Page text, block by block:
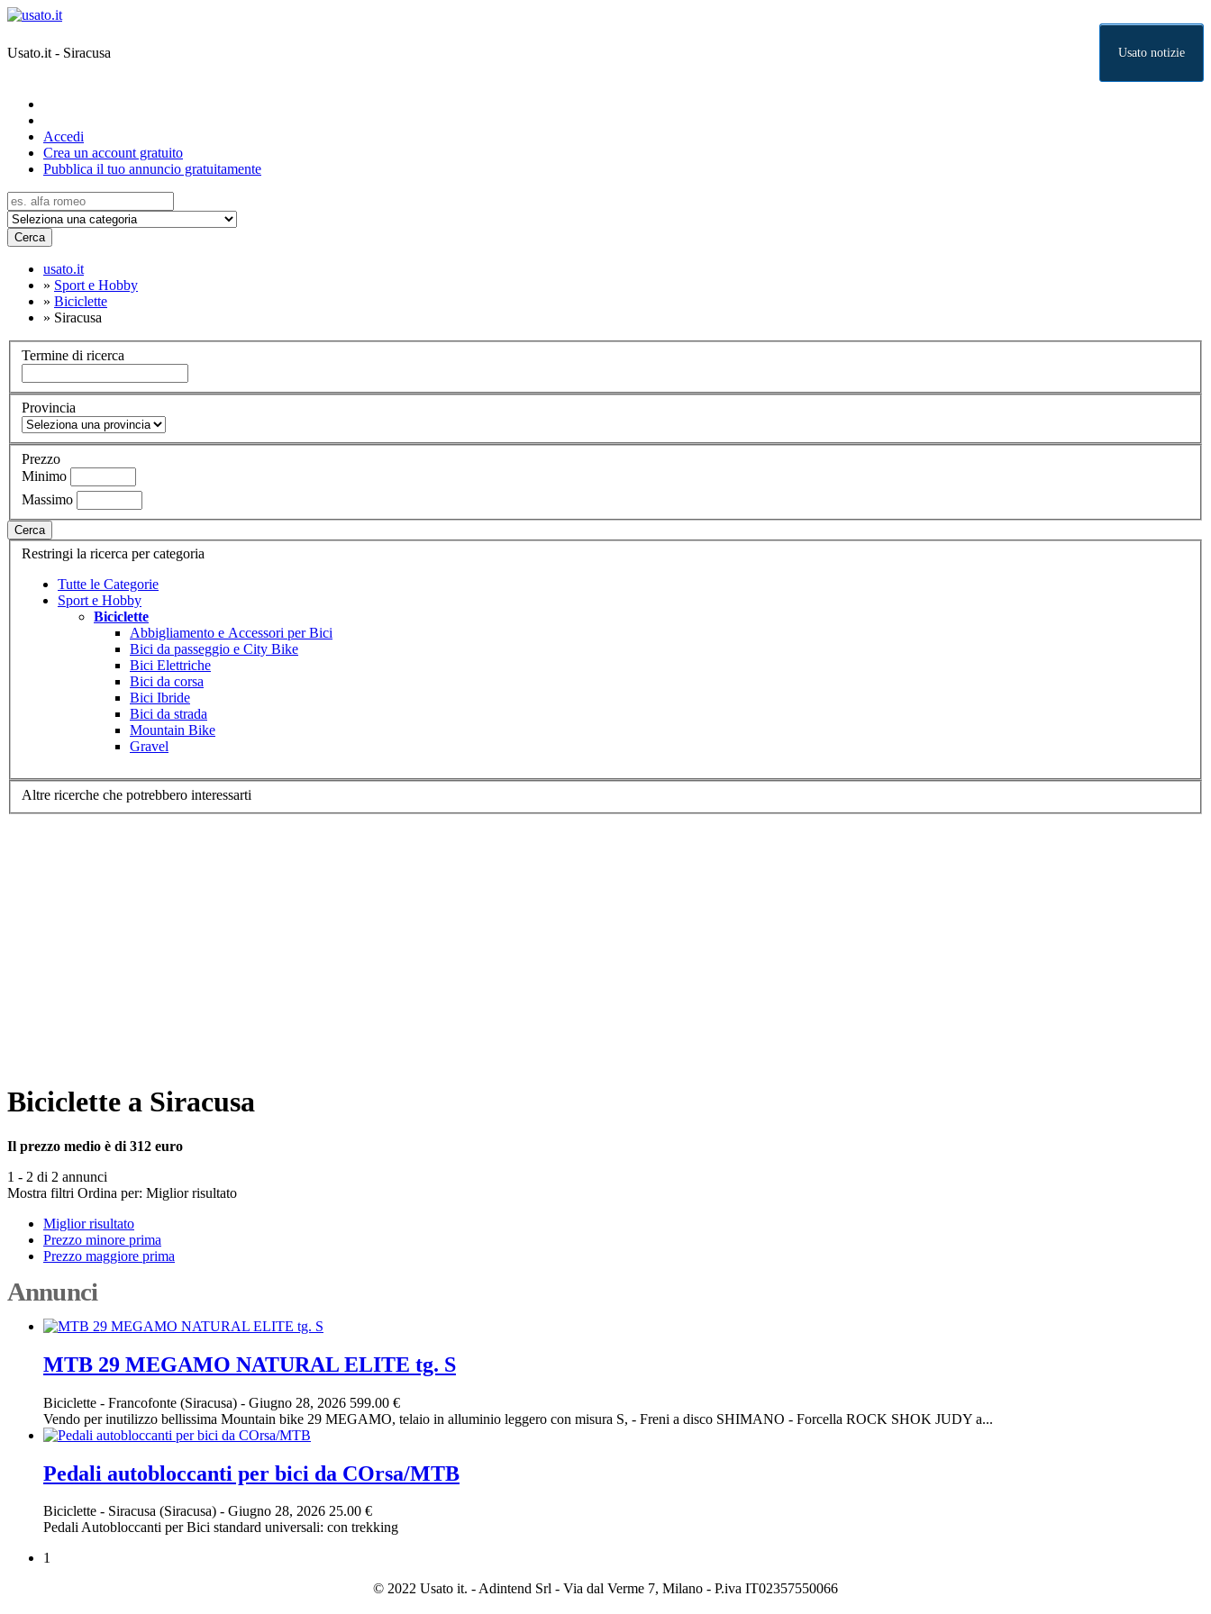
Usato.it - Siracusa Usato notizie
Accedi
Crea un account gratuito
Pubblica il tuo annuncio gratuitamente
Cerca
usato.it
» Sport e Hobby
» Biciclette
» Siracusa
Termine di ricerca
Provincia
Prezzo
Minimo
Massimo
Cerca
Restringi la ricerca per categoria
Tutte le Categorie
Sport e Hobby
Biciclette
Abbigliamento e Accessori per Bici
Bici da passeggio e City Bike
Bici Elettriche
Bici da corsa
Bici Ibride
Bici da strada
Mountain Bike
Gravel
Altre ricerche che potrebbero interessarti
Biciclette a Siracusa
Il prezzo medio è di 312 euro
1 - 2 di 2 annunci
Mostra filtri Ordina per: Miglior risultato
Miglior risultato
Prezzo minore prima
Prezzo maggiore prima
Annunci
MTB 29 MEGAMO NATURAL ELITE tg. S
Biciclette - Francofonte (Siracusa) - Giugno 28, 2026 599.00 €
Vendo per inutilizzo bellissima Mountain bike 29 MEGAMO, telaio in alluminio leggero con misura S, - Freni a disco SHIMANO - Forcella ROCK SHOK JUDY a...
Pedali autobloccanti per bici da COrsa/MTB
Biciclette - Siracusa (Siracusa) - Giugno 28, 2026 25.00 €
Pedali Autobloccanti per Bici standard universali: con trekking
1
© 2022 Usato it. - Adintend Srl - Via dal Verme 7, Milano - P.iva IT02357550066